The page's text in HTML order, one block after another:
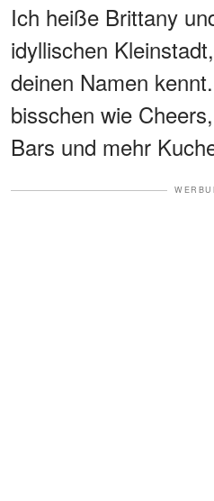
Ich heiße Brittany
idyllischen
deinen Namen
bisschen wie
Bars und mehr